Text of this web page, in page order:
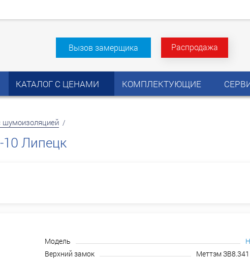
Вызов замерщика Распродажа
КАТАЛОГ С ЦЕНАМИ КОМПЛЕКТУЮЩИЕ
шумоизоляцией /
Липецк
Модель
Верхний замок
Меттэм